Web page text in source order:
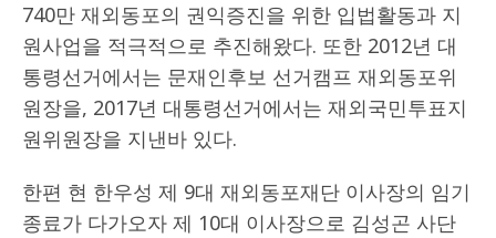
740만 재외동포의 권익증진을 위한 입법활동과 지
원사업을 적극적으로 추진해왔다. 또한 2012년 대
통령선거에서는 문재인후보 선거캠프 재외동포위
원장을, 2017년 대통령선거에서는 재외국민투표지
원위원장을 지낸바 있다.
한편 현 한우성 제 9대 재외동포재단 이사장의 임기
종료가 다가오자 제 10대 이사장으로 김성곤 사단